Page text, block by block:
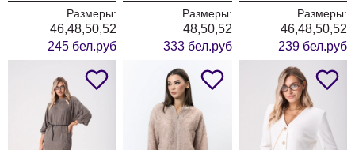
Размеры:
46,48,50,52
245 бел.руб
Размеры:
48,50,52
333 бел.руб
Размеры:
46,48,50,52
239 бел.руб